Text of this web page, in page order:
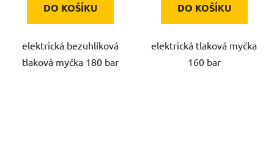
DO KOŠÍKU
elektrická bezuhlíková
tlaková myčka 180 bar
DO KOŠÍKU
elektrická tlaková myčka
160 bar